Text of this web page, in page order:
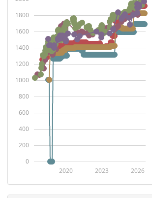
2020 2023 2026
0
200
400
600
800
1000
1200
1400
1600
1800